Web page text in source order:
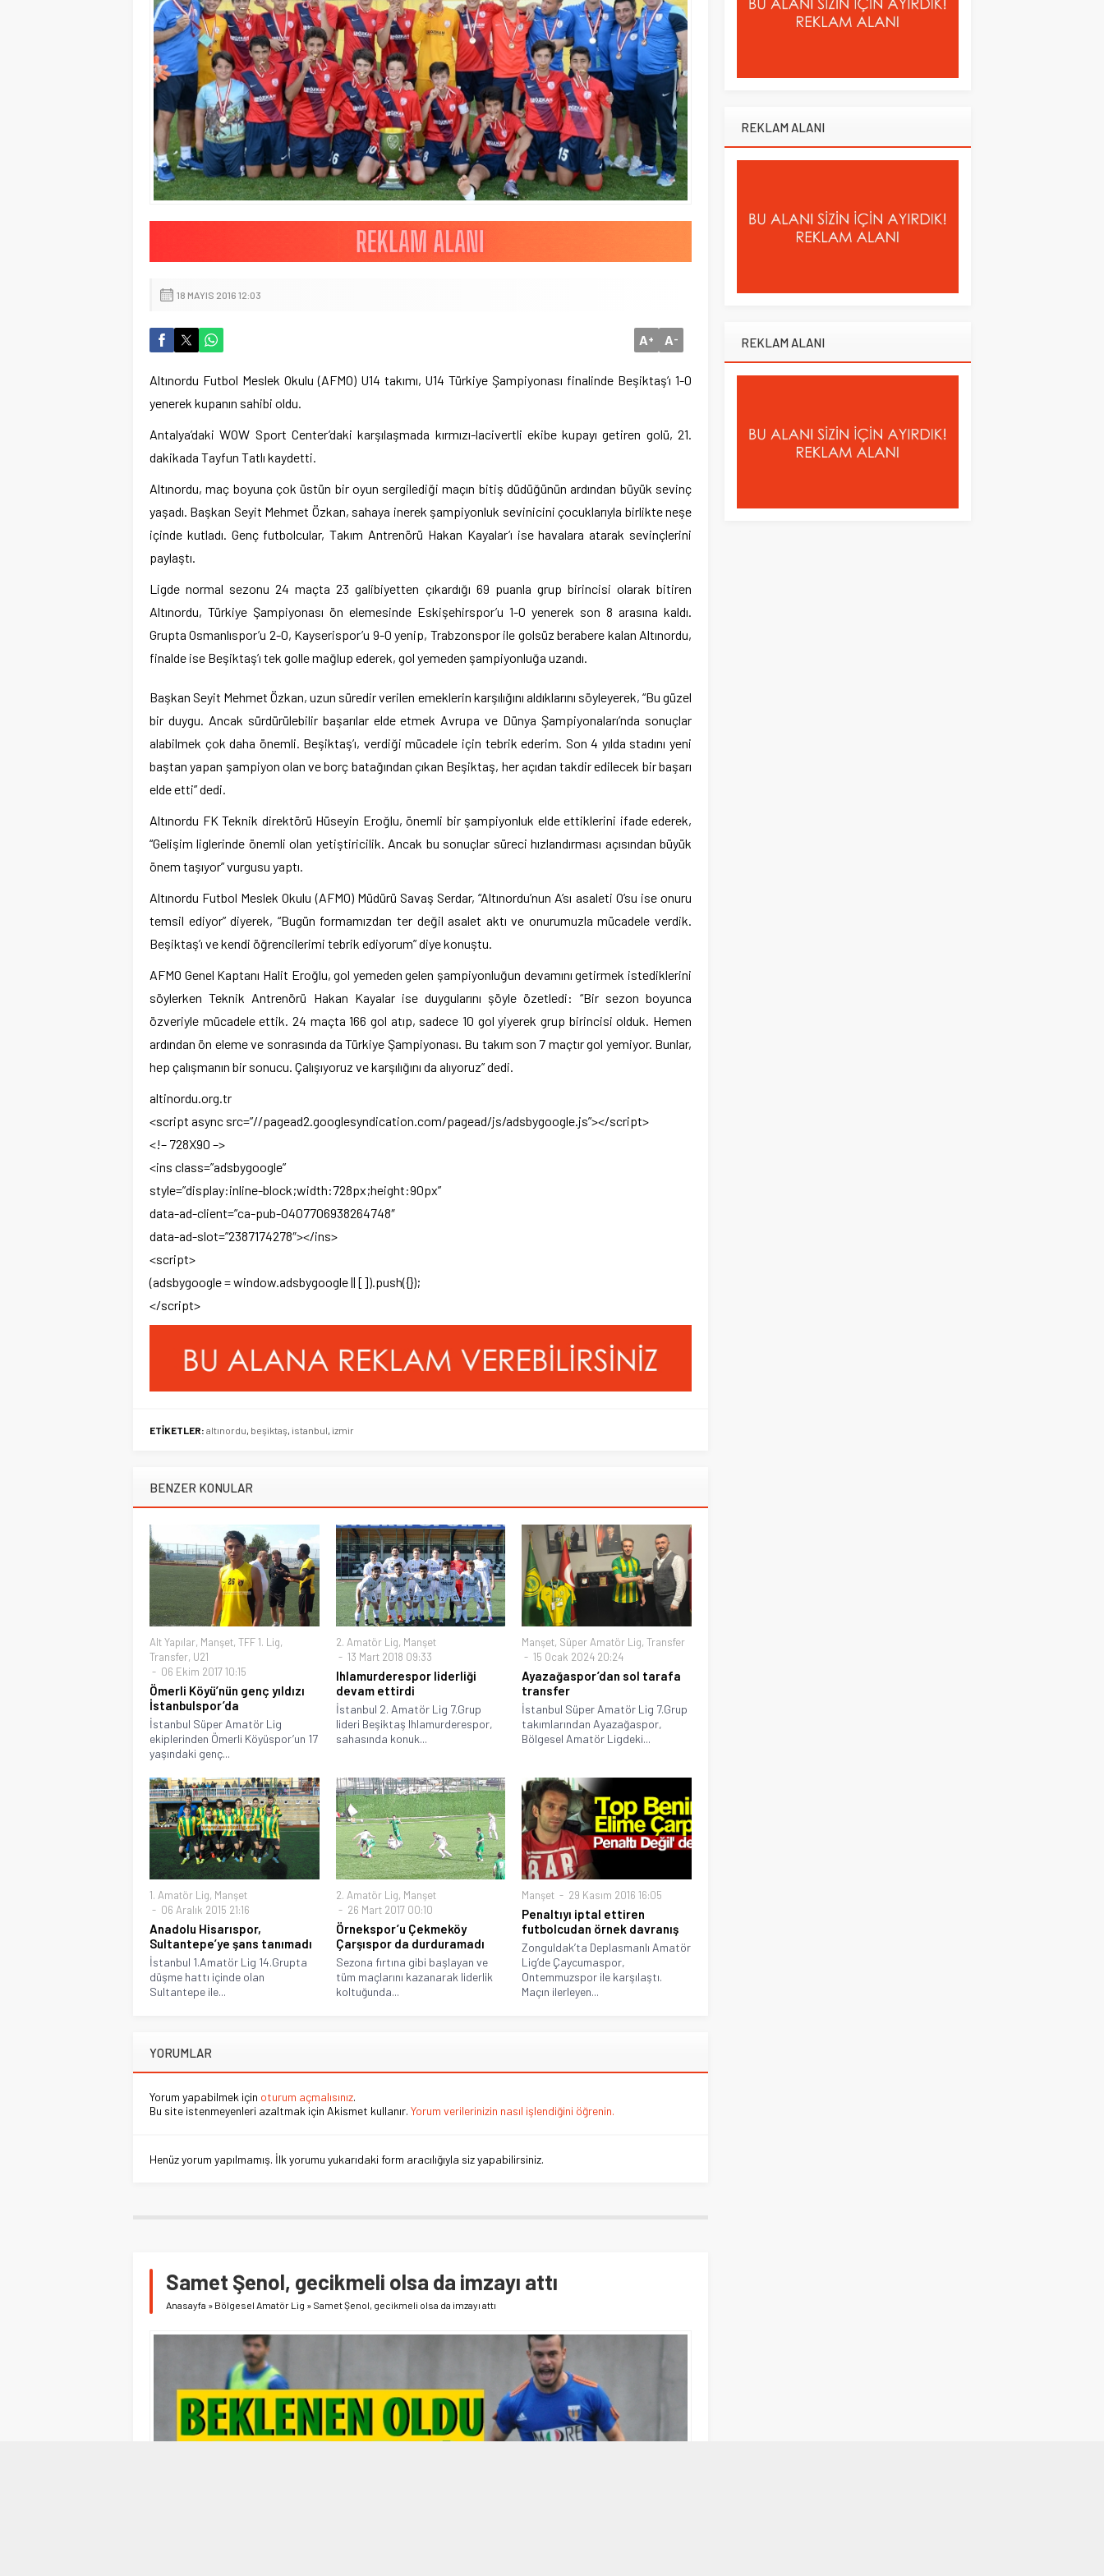
18 MAYIS 2016 12:03
A+ A-
Altınordu Futbol Meslek Okulu (AFMO) U14 takımı, U14 Türkiye Şampiyonası finalinde Beşiktaş’ı 1-0
yenerek kupanın sahibi oldu.
Antalya’daki WOW Sport Center’daki karşılaşmada kırmızı-lacivertli ekibe kupayı getiren golü, 21.
dakikada Tayfun Tatlı kaydetti.
Altınordu, maç boyuna çok üstün bir oyun sergilediği maçın bitiş düdüğünün ardından büyük sevinç
yaşadı. Başkan Seyit Mehmet Özkan, sahaya inerek şampiyonluk sevinicini çocuklarıyla birlikte neşe
içinde kutladı. Genç futbolcular, Takım Antrenörü Hakan Kayalar’ı ise havalara atarak sevinçlerini
paylaştı.
Ligde normal sezonu 24 maçta 23 galibiyetten çıkardığı 69 puanla grup birincisi olarak bitiren
Altınordu, Türkiye Şampiyonası ön elemesinde Eskişehirspor’u 1-0 yenerek son 8 arasına kaldı.
Grupta Osmanlıspor’u 2-0, Kayserispor’u 9-0 yenip, Trabzonspor ile golsüz berabere kalan Altınordu,
finalde ise Beşiktaş’ı tek golle mağlup ederek, gol yemeden şampiyonluğa uzandı.
Başkan Seyit Mehmet Özkan, uzun süredir verilen emeklerin karşılığını aldıklarını söyleyerek, “Bu güzel
bir duygu. Ancak sürdürülebilir başarılar elde etmek Avrupa ve Dünya Şampiyonaları’nda sonuçlar
alabilmek çok daha önemli. Beşiktaş’ı, verdiği mücadele için tebrik ederim. Son 4 yılda stadını yeni
baştan yapan şampiyon olan ve borç batağından çıkan Beşiktaş, her açıdan takdir edilecek bir başarı
elde etti” dedi.
Altınordu FK Teknik direktörü Hüseyin Eroğlu, önemli bir şampiyonluk elde ettiklerini ifade ederek,
“Gelişim liglerinde önemli olan yetiştiricilik. Ancak bu sonuçlar süreci hızlandırması açısından büyük
önem taşıyor” vurgusu yaptı.
Altınordu Futbol Meslek Okulu (AFMO) Müdürü Savaş Serdar, “Altınordu’nun A’sı asaleti O’su ise onuru
temsil ediyor” diyerek, “Bugün formamızdan ter değil asalet aktı ve onurumuzla mücadele verdik.
Beşiktaş’ı ve kendi öğrencilerimi tebrik ediyorum” diye konuştu.
AFMO Genel Kaptanı Halit Eroğlu, gol yemeden gelen şampiyonluğun devamını getirmek istediklerini
söylerken Teknik Antrenörü Hakan Kayalar ise duygularını şöyle özetledi: “Bir sezon boyunca
özveriyle mücadele ettik. 24 maçta 166 gol atıp, sadece 10 gol yiyerek grup birincisi olduk. Hemen
ardından ön eleme ve sonrasında da Türkiye Şampiyonası. Bu takım son 7 maçtır gol yemiyor. Bunlar,
hep çalışmanın bir sonucu. Çalışıyoruz ve karşılığını da alıyoruz” dedi.
altinordu.org.tr
<script async src=”//pagead2.googlesyndication.com/pagead/js/adsbygoogle.js”></script>
<!– 728X90 –>
<ins class=”adsbygoogle”
style=”display:inline-block;width:728px;height:90px”
data-ad-client=”ca-pub-0407706938264748″
data-ad-slot=”2387174278″></ins>
<script>
(adsbygoogle = window.adsbygoogle || []).push({});
</script>
ETİKETLER: altınordu, beşiktaş, istanbul, izmir
BENZER KONULAR
Alt Yapılar, Manşet, TFF 1. Lig,
Transfer, U21
06 Ekim 2017 10:15
Ömerli Köyü’nün genç yıldızı
İstanbulspor’da
İstanbul Süper Amatör Lig
ekiplerinden Ömerli Köyüspor’un 17
yaşındaki genç...
2. Amatör Lig, Manşet
13 Mart 2018 09:33
Ihlamurderespor liderliği
devam ettirdi
İstanbul 2. Amatör Lig 7.Grup
lideri Beşiktaş Ihlamurderespor,
sahasında konuk...
Manşet, Süper Amatör Lig,Transfer
15 Ocak 2024 20:24
Ayazağaspor’dan sol tarafa
transfer
İstanbul Süper Amatör Lig 7.Grup
takımlarından Ayazağaspor,
Bölgesel Amatör Ligdeki...
1. Amatör Lig, Manşet
06 Aralık 2015 21:16
Anadolu Hisarıspor,
Sultantepe’ye şans tanımadı
İstanbul 1.Amatör Lig 14.Grupta
düşme hattı içinde olan
Sultantepe ile...
2. Amatör Lig, Manşet
26 Mart 2017 00:10
Örnekspor’u Çekmeköy
Çarşıspor da durduramadı
Sezona fırtına gibi başlayan ve
tüm maçlarını kazanarak liderlik
koltuğunda...
Manşet 29 Kasım 2016 16:05
Penaltıyı iptal ettiren
futbolcudan örnek davranış
Zonguldak’ta Deplasmanlı Amatör
Lig’de Çaycumaspor,
Ontemmuzspor ile karşılaştı.
Maçın ilerleyen...
YORUMLAR
Yorum yapabilmek için oturum açmalısınız.
Bu site istenmeyenleri azaltmak için Akismet kullanır. Yorum verilerinizin nasıl işlendiğini öğrenin.
Henüz yorum yapılmamış. İlk yorumu yukarıdaki form aracılığıyla siz yapabilirsiniz.
Samet Şenol, gecikmeli olsa da imzayı attı
Anasayfa » Bölgesel Amatör Lig » Samet Şenol, gecikmeli olsa da imzayı attı
REKLAM ALANI
REKLAM ALANI